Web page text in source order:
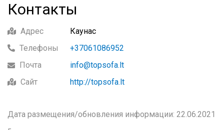
Контакты
Адрес
Каунас
Телефоны
+37061086952
Почта
info@topsofa.lt
Сайт
http://topsofa.lt
Дата размещения/обновления информации: 22.06.2021